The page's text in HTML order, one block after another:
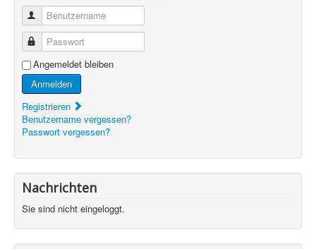
Benutzername
Passwort
Angemeldet bleiben
Anmelden
Registrieren
Benutzername vergessen?
Passwort vergessen?
Nachrichten
Sie sind nicht eingeloggt.